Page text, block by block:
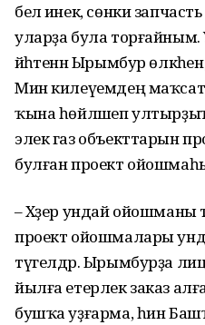
белә инек, сөнки
уларҙа була
йәһәтенән Ырымбур
Мин килеүемдең
ҡына һөйләшеп
элек газ объекттарын
булған проект ойошмаһы
– Хәҙер ундай
проект ойошмалары
түгелдәр. Ырымбурҙа
йылға етерлек заказ
бушҡа уҙғарма, һин